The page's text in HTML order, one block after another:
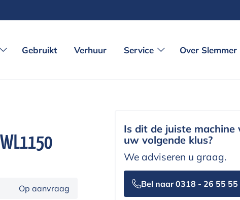
Gebruikt Verhuur Service Over Slemmer
Op aanvraag
Is dit de juiste machine
uw volgende klus?
We adviseren u graag.
Bel naar 0318 - 26 55 55